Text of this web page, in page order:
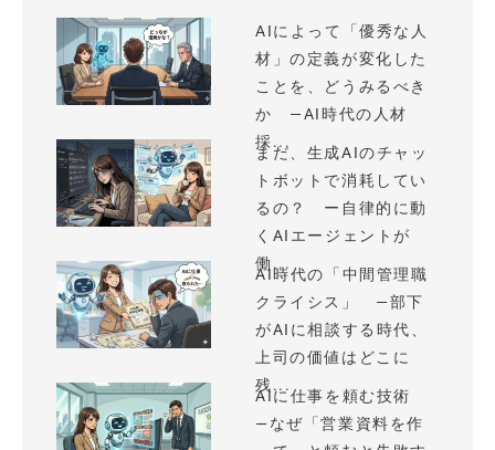
AIによって「優秀な人
材」の定義が変化した
ことを、どうみるべき
か —AI時代の人材
採...
まだ、生成AIのチャッ
トボットで消耗してい
るの？ ー自律的に動
くAIエージェントが
働...
AI時代の「中間管理職
クライシス」 —部下
がAIに相談する時代、
上司の価値はどこに
残...
AIに仕事を頼む技術
—なぜ「営業資料を作